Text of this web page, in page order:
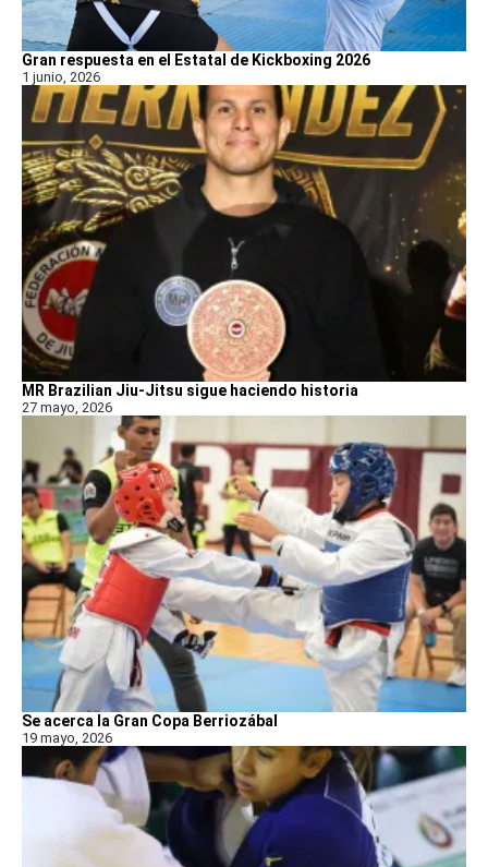
Gran respuesta en el Estatal de Kickboxing 2026
1 junio, 2026
MR Brazilian Jiu-Jitsu sigue haciendo historia
27 mayo, 2026
Se acerca la Gran Copa Berriozábal
19 mayo, 2026